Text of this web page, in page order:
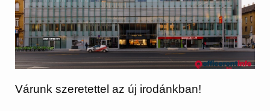
Várunk szeretettel az új irodánkban!